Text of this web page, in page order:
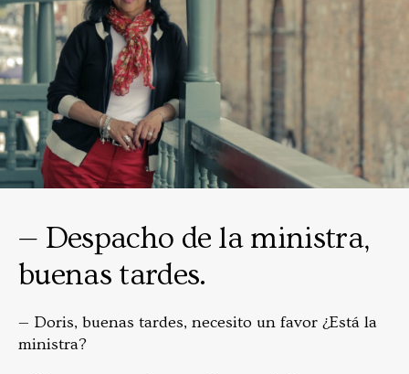
— Despacho de la ministra,
buenas tardes.
— Doris, buenas tardes, necesito un favor ¿Está la
ministra?